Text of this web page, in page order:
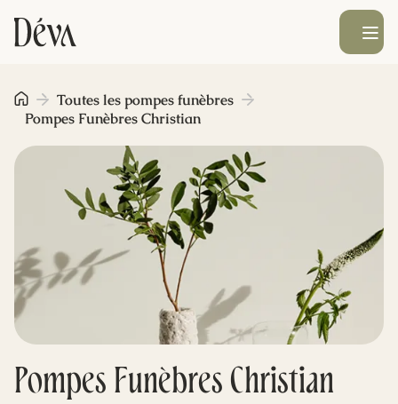
Obsèques
Prévoyance
Monument funéraire
Livraison de fleurs
Blog
Ouvrir le
Pompes Funèbres Christian
Toutes les pompes funèbres
Pompes Funèbres Christian